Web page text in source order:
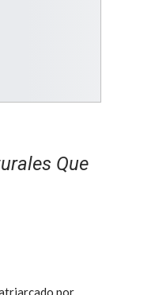
Que
por